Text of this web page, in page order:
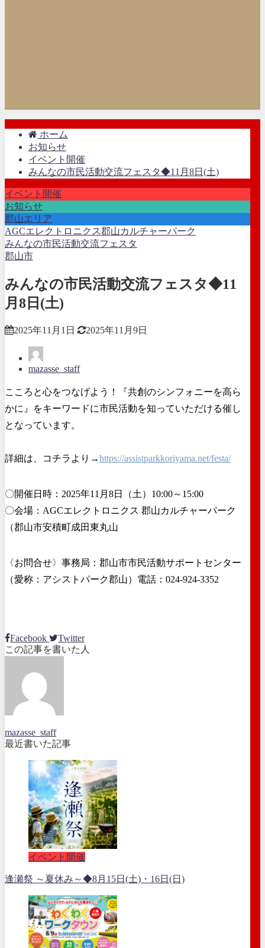
ホーム
お知らせ
イベント開催
みんなの市民活動交流フェスタ◆11月8日(土)
イベント開催
お知らせ
郡山エリア
AGCエレクトロニクス郡山カルチャーパーク
みんなの市民活動交流フェスタ
郡山市
みんなの市民活動交流フェスタ◆11
月8日(土)
2025年11月1日 2025年11月9日
mazasse_staff
こころと心をつなげよう！『共創のシンフォニーを高ら
かに』をキーワードに市民活動を知っていただける催し
となっています。
詳細は、コチラより→https://assistparkkoriyama.net/festa/
〇開催日時：2025年11月8日（土）10:00～15:00
〇会場：AGCエレクトロニクス 郡山カルチャーパーク
（郡山市安積町成田東丸山
〈お問合せ〉事務局：郡山市市民活動サポートセンター
（愛称：アシストパーク郡山）電話：024-924-3352
Facebook
Twitter
この記事を書いた人
mazasse_staff
最近書いた記事
イベント開催
逢瀬祭 ～夏休み～◆8月15日(土)・16日(日)